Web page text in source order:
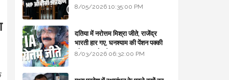
8/05/2026 10:35:00 PM
दतिया में नरोत्तम मिश्रा जीते, राजेंद्र
भारती हार गए, घनश्याम की पेंशन पक्की
और आशुतोष बैक टू...
8/03/2026 06:32:00 PM